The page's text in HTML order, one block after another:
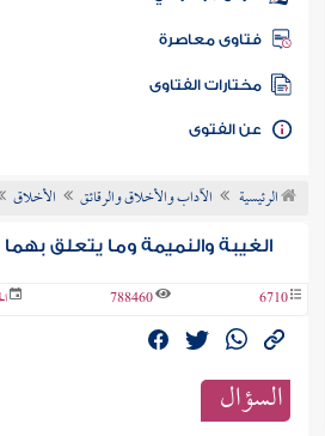
عرض موضوعي
فتاوى معاصرة
مختارات الفتاوى
الفتوى
الرئيسية الآداب والأخلاق والرقائق الأخلاق
الغيبة والنميمة وما يتعلق
6710
788460
السؤال